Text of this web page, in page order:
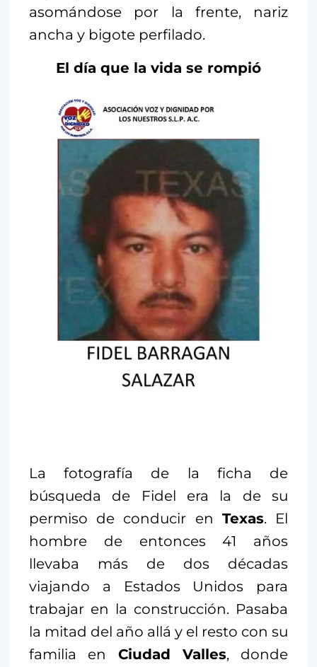
asomándose por la frente, nariz
ancha y bigote perfilado.
El día que la vida se rompió
La fotografía de la ficha de
búsqueda de Fidel era la de su
permiso de conducir en Texas. El
hombre de entonces 41 años
llevaba más de dos décadas
viajando a Estados Unidos para
trabajar en la construcción. Pasaba
la mitad del año allá y el resto con su
familia en Ciudad Valles, donde